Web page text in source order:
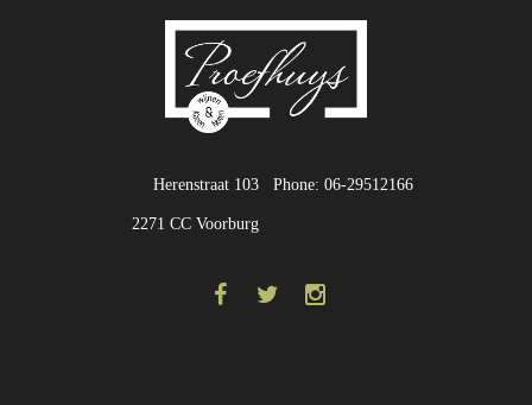
Phone: 06-29512166
Herenstraat 103
2271 CC Voorburg